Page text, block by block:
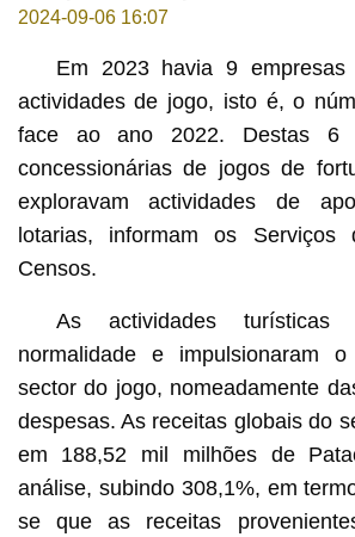
2024-09-06 16:07
Em 2023 havia 9 empresas
actividades de jogo, isto é, o
face ao ano 2022. Destas 6
concessionárias de jogos de
exploravam actividades de
lotarias, informam os Serviços
Censos.
As actividades turísticas
normalidade e impulsionaram
sector do jogo, nomeadamente
despesas. As receitas globais do
em 188,52 mil milhões de
análise, subindo 308,1%, em
se que as receitas